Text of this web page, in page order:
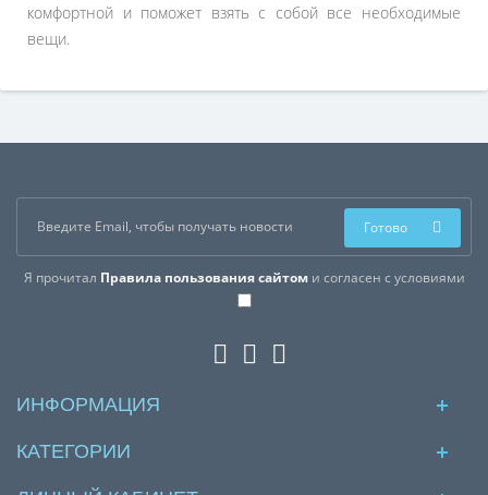
комфортной и поможет взять с собой все необходимые
вещи.
Я прочитал Правила пользования сайтоми согласен с условиями
Готово
ИНФОРМАЦИЯ
КАТЕГОРИИ